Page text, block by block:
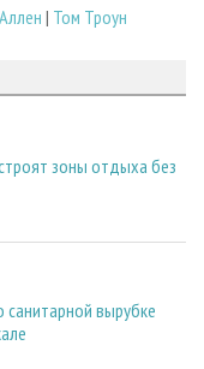
| Том Троун
зоны отдыха без
санитарной вырубке